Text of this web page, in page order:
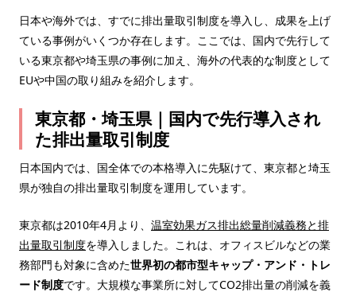
日本や海外では、すでに排出量取引制度を導入し、成果を上げ
ている事例がいくつか存在します。ここでは、国内で先行して
いる東京都や埼玉県の事例に加え、海外の代表的な制度として
EUや中国の取り組みを紹介します。
東京都・埼玉県｜国内で先行導入され
た排出量取引制度
日本国内では、国全体での本格導入に先駆けて、東京都と埼玉
県が独自の排出量取引制度を運用しています。
東京都は2010年4月より、 温室効果ガス排出総量削減義務と排
出量取引制度を導入しました。これは、オフィスビルなどの業
務部門も対象に含めた世界初の都市型キャップ・アンド・トレ
ード制度です。大規模な事業所に対してCO2排出量の削減を義